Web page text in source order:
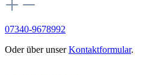
07340-9678992
Oder über unserKontaktformular.